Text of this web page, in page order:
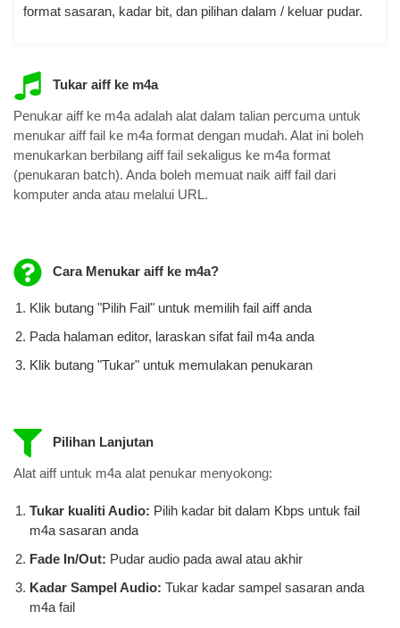
format sasaran, kadar bit, dan pilihan dalam / keluar pudar.
Tukar aiff ke m4a
Penukar aiff ke m4a adalah alat dalam talian percuma untuk
menukar aiff fail ke m4a format dengan mudah. Alat ini boleh
menukarkan berbilang aiff fail sekaligus ke m4a format
(penukaran batch). Anda boleh memuat naik aiff fail dari
komputer anda atau melalui URL.
Cara Menukar aiff ke m4a?
Klik butang "Pilih Fail" untuk memilih fail aiff anda
Pada halaman editor, laraskan sifat fail m4a anda
Klik butang "Tukar" untuk memulakan penukaran
Pilihan Lanjutan
Alat aiff untuk m4a alat penukar menyokong:
Tukar kualiti Audio: Pilih kadar bit dalam Kbps untuk fail
m4a ​​sasaran anda
Fade In/Out: Pudar audio pada awal atau akhir
Kadar Sampel Audio: Tukar kadar sampel sasaran anda
m4a fail